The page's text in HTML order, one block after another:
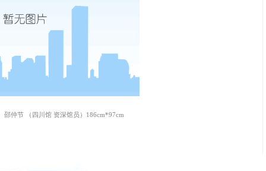
邵仲节 （四川馆 资深馆员） 186cm*97cm